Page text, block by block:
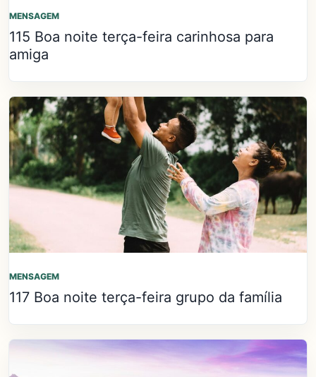
MENSAGEM
115 Boa noite terça-feira carinhosa para
amiga
MENSAGEM
117 Boa noite terça-feira grupo da família